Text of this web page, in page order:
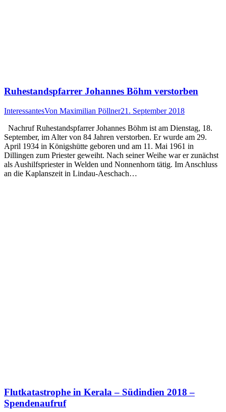
Ruhestandspfarrer Johannes Böhm verstorben
InteressantesVon Maximilian Pöllner21. September 2018
Nachruf Ruhestandspfarrer Johannes Böhm ist am Dienstag, 18.
September, im Alter von 84 Jahren verstorben. Er wurde am 29.
April 1934 in Königshütte geboren und am 11. Mai 1961 in
Dillingen zum Priester geweiht. Nach seiner Weihe war er zunächst
als Aushilfspriester in Welden und Nonnenhorn tätig. Im Anschluss
an die Kaplanszeit in Lindau-Aeschach…
Flutkatastrophe in Kerala – Südindien 2018 –
Spendenaufruf